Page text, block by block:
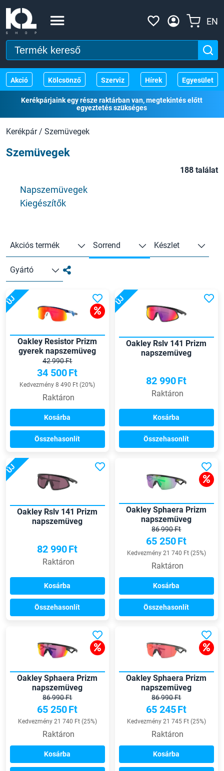
EN
Akció Kölcsönző Szerviz Hírek Egyesület
Kerékpárjaink egy része raktárban van, megtekintés előtt
egyeztetés szükséges
Kerékpár / Szemüvegek
Szemüvegek
188 találat
Napszemüvegek
Kiegészítők
Akciós termék Sorrend Készlet
Gyártó
ÚJ
Oakley Resistor Prizm
gyerek napszemüveg
42 990 Ft
34 500Ft
Kedvezmény 8 490 Ft (20%)
Raktáron
Kosárba
Összehasonlít
ÚJ
Oakley Rslv 141 Prizm
napszemüveg
82 990Ft
Raktáron
Kosárba
Összehasonlít
ÚJ
Oakley Rslv 141 Prizm
napszemüveg
82 990Ft
Raktáron
Kosárba
Összehasonlít
Oakley Sphaera Prizm
napszemüveg
86 990 Ft
65 250Ft
Kedvezmény 21 740 Ft (25%)
Raktáron
Kosárba
Összehasonlít
Oakley Sphaera Prizm
napszemüveg
86 990 Ft
65 250Ft
Kedvezmény 21 740 Ft (25%)
Raktáron
Kosárba
Oakley Sphaera Prizm
napszemüveg
86 990 Ft
65 245Ft
Kedvezmény 21 745 Ft (25%)
Raktáron
Kosárba